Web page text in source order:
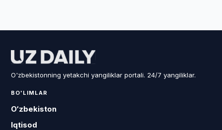
O'zbekistonning yetakchi yangiliklar portali. 24/7 yangiliklar.
BO'LIMLAR
O‘zbekiston
Iqtisod